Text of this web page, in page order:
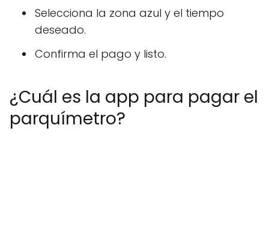
Selecciona la zona azul y el tiempo
deseado.
Confirma el pago y listo.
¿Cuál es la app para pagar el
parquímetro?